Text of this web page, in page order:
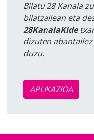
Bilatu 28 Kanala
bilatzailean eta
28KanalaKide
dizuten
duzu.
APLIKAZIOA